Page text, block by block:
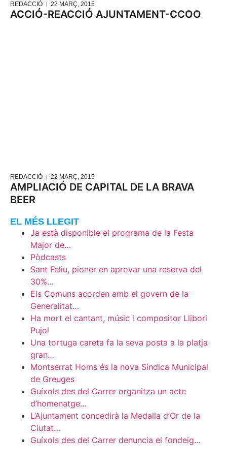
REDACCIÓ 22 MARÇ, 2015
ACCIÓ-REACCIÓ AJUNTAMENT-CCOO
REDACCIÓ 22 MARÇ, 2015
AMPLIACIÓ DE CAPITAL DE LA BRAVA
BEER
EL MÉS LLEGIT
Ja està disponible el programa de la Festa
Major de…
Pòdcasts
Sant Feliu, pioner en aprovar una reserva del
30%…
Els Comuns acorden amb el govern de la
Generalitat…
Ha mort el cantant, músic i compositor Llibori
Pujol
Una tortuga careta fa la seva posta a la platja
gran…
Montserrat Homs és la nova Síndica Municipal
de Greuges
Guíxols des del Carrer organitza un acte
d’homenatge…
L’Ajuntament concedirà la Medalla d’Or de la
Ciutat…
Guíxols des del Carrer denuncia el fondeig…